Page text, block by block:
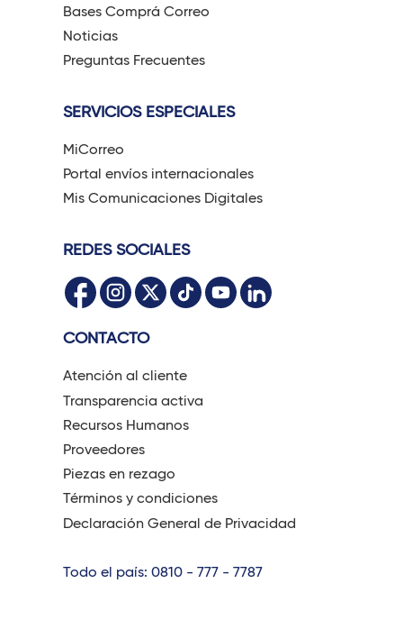
Bases Comprá Correo
Noticias
Preguntas Frecuentes
SERVICIOS ESPECIALES
MiCorreo
Portal envíos internacionales
Mis Comunicaciones Digitales
REDES SOCIALES
CONTACTO
Atención al cliente
Transparencia activa
Recursos Humanos
Proveedores
Piezas en rezago
Términos y condiciones
Declaración General de Privacidad
Todo el país: 0810 - 777 - 7787